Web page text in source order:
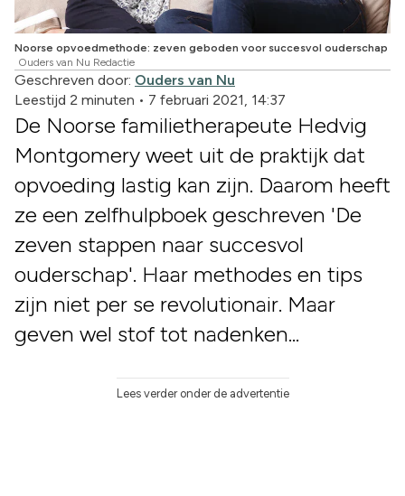
Noorse opvoedmethode: zeven geboden voor succesvol ouderschap
Ouders van Nu Redactie
Geschreven door: Ouders van Nu
Leestijd 2 minuten • 7 februari 2021, 14:37
De Noorse familietherapeute Hedvig
Montgomery weet uit de praktijk dat
opvoeding lastig kan zijn. Daarom heeft
ze een zelfhulpboek geschreven 'De
zeven stappen naar succesvol
ouderschap'. Haar methodes en tips
zijn niet per se revolutionair. Maar
geven wel stof tot nadenken...
Lees verder onder de advertentie